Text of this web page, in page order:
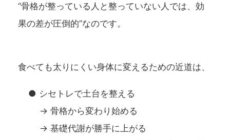
“骨格が整っている人と整っていない人では、効
果の差が圧倒的”なのです。
食べても太りにくい身体に変えるための近道は、
● シセトレで土台を整える
→ 骨格から変わり始める
→ 基礎代謝が勝手に上がる